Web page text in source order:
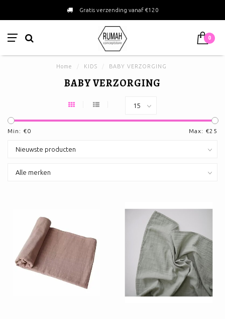
Gratis verzending vanaf €120
0
Home KIDS BABY VERZORGING
BABY VERZORGING
Min: €0 Max: €25